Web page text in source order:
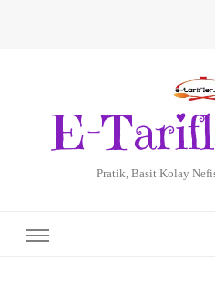
E-
Pratik, Basit Kolay